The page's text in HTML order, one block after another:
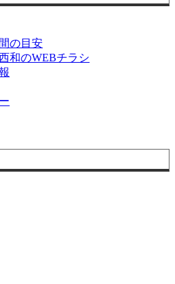
の目安
和のWEBチラシ